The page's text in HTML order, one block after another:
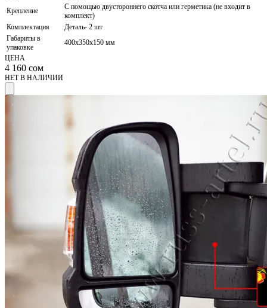
Крепление
С помощью двустороннего скотча или герметика (не входит в
комплект)
Комплектация
Деталь- 2 шт
Габариты в
упаковке
400х350х150 мм
ЦЕНА
4 160 сом
НЕТ В НАЛИЧИИ